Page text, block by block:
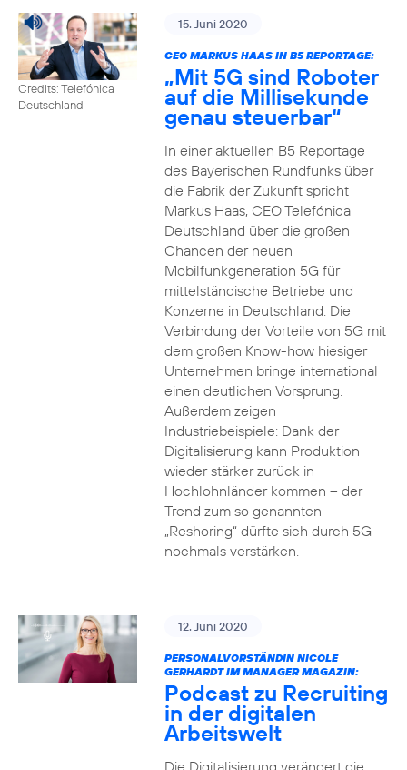
Credits: Telefónica
Deutschland
15. Juni 2020
CEO MARKUS HAAS IN B5 REPORTAGE:
„Mit 5G sind Roboter
auf die Millisekunde
genau steuerbar“
In einer aktuellen B5 Reportage
des Bayerischen Rundfunks über
die Fabrik der Zukunft spricht
Markus Haas, CEO Telefónica
Deutschland über die großen
Chancen der neuen
Mobilfunkgeneration 5G für
mittelständische Betriebe und
Konzerne in Deutschland. Die
Verbindung der Vorteile von 5G mit
dem großen Know-how hiesiger
Unternehmen bringe international
einen deutlichen Vorsprung.
Außerdem zeigen
Industriebeispiele: Dank der
Digitalisierung kann Produktion
wieder stärker zurück in
Hochlohnländer kommen – der
Trend zum so genannten
„Reshoring“ dürfte sich durch 5G
nochmals verstärken.
12. Juni 2020
PERSONALVORSTÄNDIN NICOLE
GERHARDT IM MANAGER MAGAZIN:
Podcast zu Recruiting
in der digitalen
Arbeitswelt
Die Digitalisierung verändert die